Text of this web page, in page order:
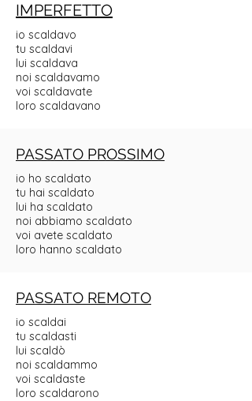
IMPERFETTO
io scaldavo
tu scaldavi
lui scaldava
noi scaldavamo
voi scaldavate
loro scaldavano
PASSATO PROSSIMO
io ho scaldato
tu hai scaldato
lui ha scaldato
noi abbiamo scaldato
voi avete scaldato
loro hanno scaldato
PASSATO REMOTO
io scaldai
tu scaldasti
lui scaldò
noi scaldammo
voi scaldaste
loro scaldarono